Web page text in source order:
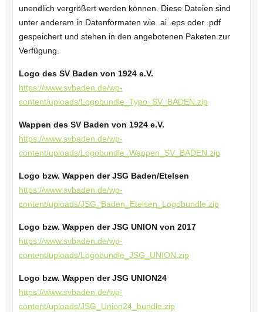
unendlich vergrößert werden können. Diese Dateien sind
unter anderem in Datenformaten wie .ai .eps oder .pdf
gespeichert und stehen in den angebotenen Paketen zur
Verfügung.
Logo des SV Baden von 1924 e.V.
https://www.svbaden.de/wp-
content/uploads/Logobundle_Typo_SV_BADEN.zip
Wappen des SV Baden von 1924 e.V.
https://www.svbaden.de/wp-
content/uploads/Logobundle_Wappen_SV_BADEN.zip
Logo bzw. Wappen der JSG Baden/Etelsen
https://www.svbaden.de/wp-
content/uploads/JSG_Baden_Etelsen_Logobundle.zip
Logo bzw. Wappen der JSG UNION von 2017
https://www.svbaden.de/wp-
content/uploads/Logobundle_JSG_UNION.zip
Logo bzw. Wappen der JSG UNION24
https://www.svbaden.de/wp-
content/uploads/JSG_Union24_bundle.zip